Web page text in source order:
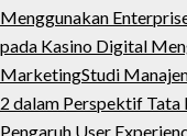
Menggunakan
pada Kasino Digital
MarketingStudi
2 dalam Perspektif
Pengaruh User